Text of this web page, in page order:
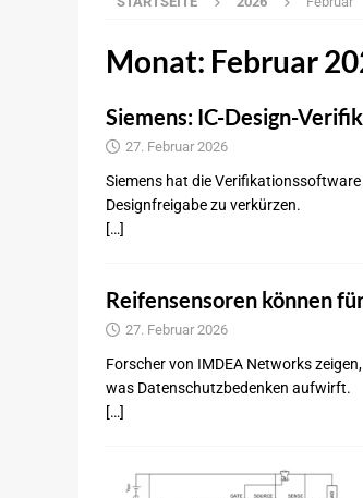
NEWS
[ 7. August 2026 ]
[ 6. August 2026 ]
[ 6. August 2026 ]
BRANCHEN-NEWS
[ 7. August 2026 ]
Monat: Februar
Siemens: IC-Design-
27. Februar 2026
Siemens hat die
Designfreigabe zu verkürzen.
[…]
Reifensensoren können
27. Februar 2026
Forscher von IMDEA Networks
was Datenschutzbedenken aufwirft.
[…]